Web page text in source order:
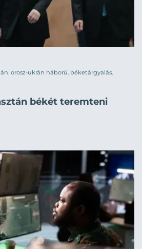
, orosz-ukrán háború, béketárgyalás,
békét teremteni